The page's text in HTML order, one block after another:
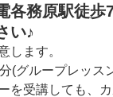
各務原駅徒
い♪
します。
(グループレッス
を受講しても、